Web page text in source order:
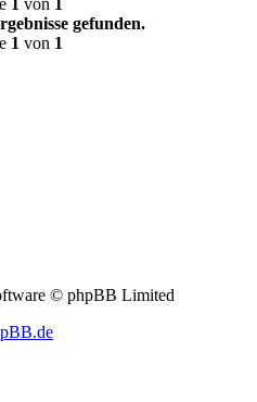
1 von 1
gefunden.
1 von 1
© phpBB Limited